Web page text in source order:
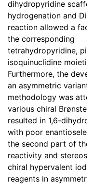
dihydropyridine
hydrogenation and
reaction allowed a
the corresponding
tetrahydropyridine,
isoquinuclidine
Furthermore, the
an asymmetric variant
methodology was
various chiral
resulted in 1,6-
with poor
the second part of the
reactivity and
chiral hypervalent
reagents in